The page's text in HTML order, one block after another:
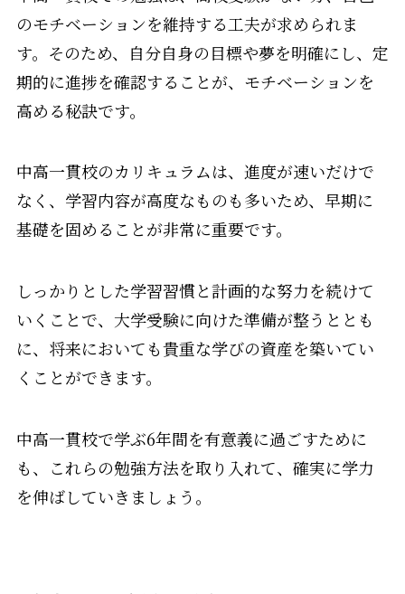
のモチベーションを維持する工夫が求められま
す。そのため、自分自身の目標や夢を明確にし、定
期的に進捗を確認することが、モチベーションを
高める秘訣です。
中高一貫校のカリキュラムは、進度が速いだけで
なく、学習内容が高度なものも多いため、早期に
基礎を固めることが非常に重要です。
しっかりとした学習習慣と計画的な努力を続けて
いくことで、大学受験に向けた準備が整うととも
に、将来においても貴重な学びの資産を築いてい
くことができます。
中高一貫校で学ぶ6年間を有意義に過ごすために
も、これらの勉強方法を取り入れて、確実に学力
を伸ばしていきましょう。